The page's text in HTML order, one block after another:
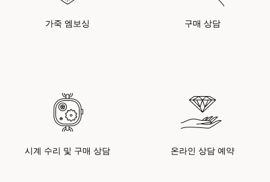
가죽 엠보싱 구매 상담
시계 수리 및 구매 상담 온라인 상담 예약